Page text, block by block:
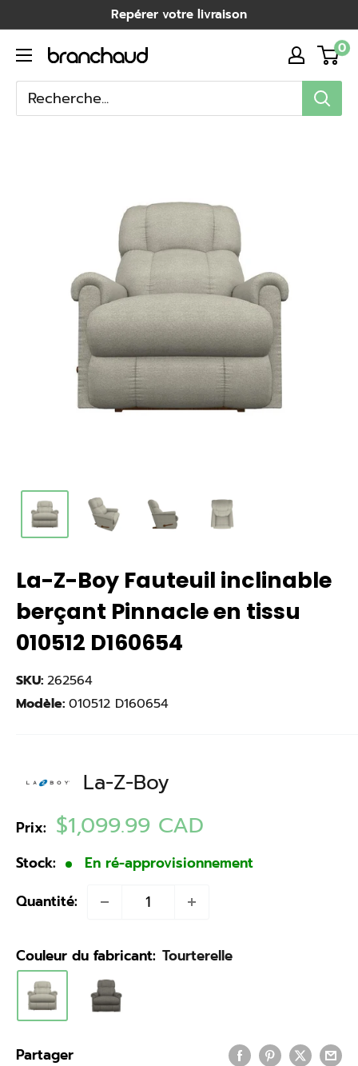
au
contenu
Repérer votre livraison
Branchaud
0
La-Z-Boy Fauteuil inclinable
berçant Pinnacle en tissu
010512 D160654
SKU: 262564
Modèle: 010512 D160654
La-Z-Boy
Prix: Prix
réduit
$1,099.99 CAD
Stock:
En ré-approvisionnement
Quantité:
Couleur du fabricant: Tourterelle
Partager